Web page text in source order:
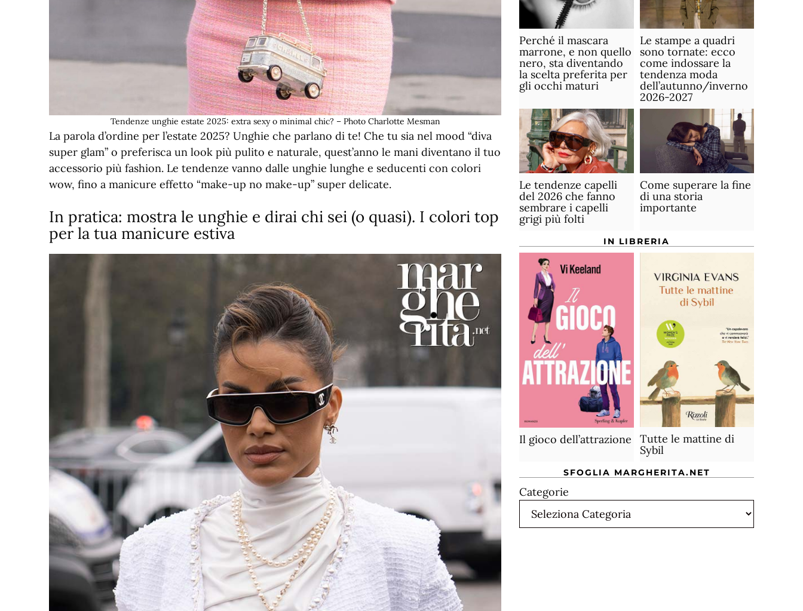
Tendenze unghie estate 2025: extra sexy o minimal chic? – Photo Charlotte Mesman
La parola d’ordine per l’estate 2025? Unghie che parlano di te! Che tu sia nel mood “diva
super glam” o preferisca un look più pulito e naturale, quest’anno le mani diventano il tuo
accessorio più fashion. Le tendenze vanno dalle unghie lunghe e seducenti con colori
wow, fino a manicure effetto “make-up no make-up” super delicate.
In pratica: mostra le unghie e dirai chi sei (o quasi). I colori top
per la tua manicure estiva
Perché il mascara
marrone, e non quello
nero, sta diventando
la scelta preferita per
gli occhi maturi
Le stampe a quadri
sono tornate: ecco
come indossare la
tendenza moda
dell’autunno/inverno
2026-2027
Le tendenze capelli
del 2026 che fanno
sembrare i capelli
grigi più folti
Come superare la fine
di una storia
importante
IN LIBRERIA
Il gioco dell’attrazione
Tutte le mattine di
Sybil
SFOGLIA MARGHERITA.NET
Categorie